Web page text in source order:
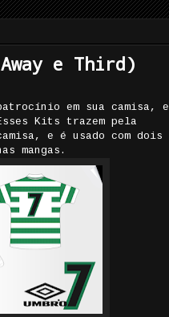
e Third)
em sua camisa, e
Kits trazem pela
e é usado com dois
mangas.